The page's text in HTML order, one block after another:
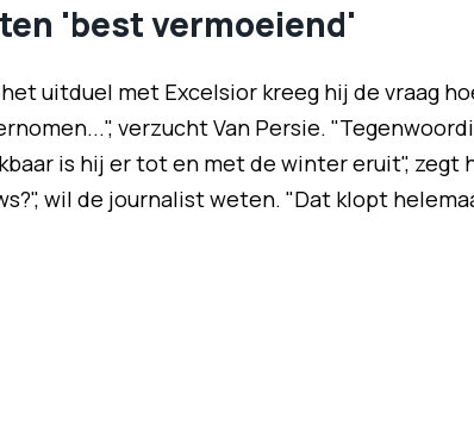
'best vermoeiend'
uitduel met Excelsior kreeg hij de vraag
verzucht Van Persie.
is hij er tot en met de winter eruit", zegt
wil de journalist weten. "Dat klopt